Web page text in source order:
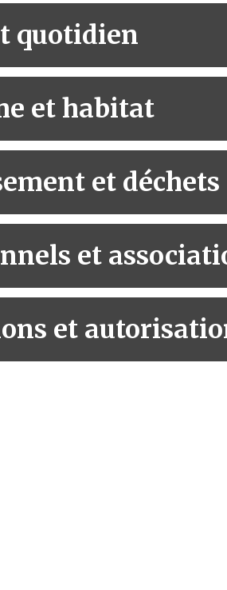
quotidien
et habitat
et déchets
et
et